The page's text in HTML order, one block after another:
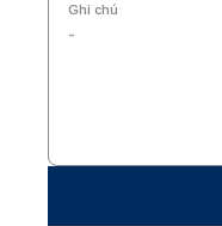
Ghi chú